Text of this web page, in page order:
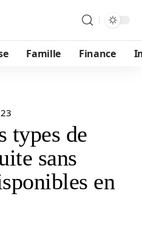
Famille Finance
types de
sans
en